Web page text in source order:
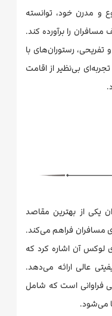
و مدرن خود، توانسته
را برآورده کند.
تفریحی، رستوران‌های با
بی‌نظیر از اقامت
یکی از بهترین مقاصد
مسافران فراهم می‌کند.
لوکس آن اشاره کرد که
عالی ارائه می‌دهد.
فراوانی است که شامل
می‌شود.